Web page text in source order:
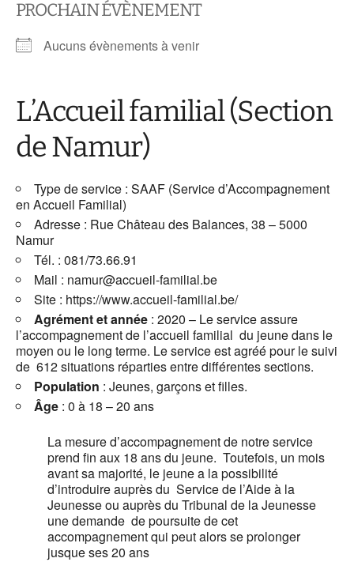
PROCHAIN ÉVÈNEMENT
Aucuns évènements à venir
L’Accueil familial (Section
de Namur)
Type de service : SAAF (Service d’Accompagnement
en Accueil Familial)
Adresse : Rue Château des Balances, 38 – 5000
Namur
Tél. : 081/73.66.91
Mail : namur@accueil-familial.be
Site : https://www.accueil-familial.be/
Agrément et année : 2020 – Le service assure
l’accompagnement de l’accueil familial du jeune dans le
moyen ou le long terme. Le service est agréé pour le suivi
de 612 situations réparties entre différentes sections.
Population : Jeunes, garçons et filles.
Âge : 0 à 18 – 20 ans
La mesure d’accompagnement de notre service
prend fin aux 18 ans du jeune. Toutefois, un mois
avant sa majorité, le jeune a la possibilité
d’introduire auprès du Service de l’Aide à la
Jeunesse ou auprès du Tribunal de la Jeunesse
une demande de poursuite de cet
accompagnement qui peut alors se prolonger
jusque ses 20 ans